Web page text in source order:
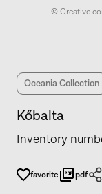
© Creative
Oceania Collection
Kőbalta
Inventory
favorite pdf